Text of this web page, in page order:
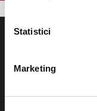
Statistici
Marketing